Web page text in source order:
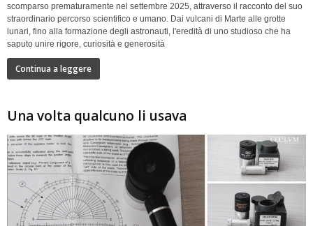
scomparso prematuramente nel settembre 2025, attraverso il racconto del suo
straordinario percorso scientifico e umano. Dai vulcani di Marte alle grotte
lunari, fino alla formazione degli astronauti, l'eredità di uno studioso che ha
saputo unire rigore, curiosità e generosità
Continua a leggere
Una volta qualcuno li usava